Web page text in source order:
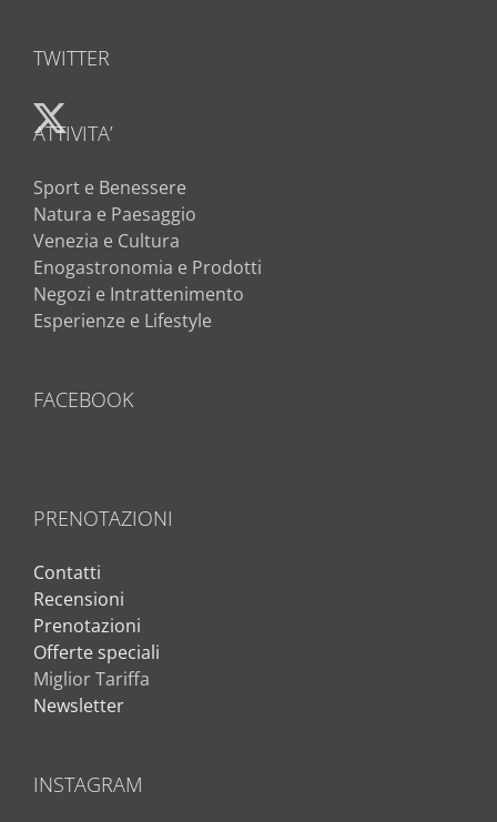
TWITTER
ATTIVITA’
Sport e Benessere
Natura e Paesaggio
Venezia e Cultura
Enogastronomia e Prodotti
Negozi e Intrattenimento
Esperienze e Lifestyle
FACEBOOK
PRENOTAZIONI
Contatti
Recensioni
Prenotazioni
Offerte speciali
Miglior Tariffa
Newsletter
INSTAGRAM